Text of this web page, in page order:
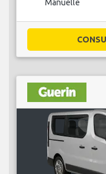
Manuelle